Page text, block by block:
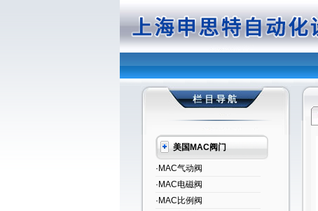
美国MAC阀门
·MAC气动阀
·MAC电磁阀
·MAC比例阀